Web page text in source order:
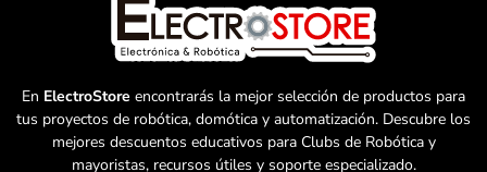
En ElectroStore encontrarás la mejor selección de productos para
tus proyectos de robótica, domótica y automatización. Descubre los
mejores descuentos educativos para Clubs de Robótica y
mayoristas, recursos útiles y soporte especializado.